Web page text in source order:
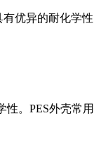
优异的耐化学
。PES外壳常